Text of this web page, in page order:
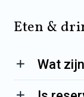
Eten &
Wat